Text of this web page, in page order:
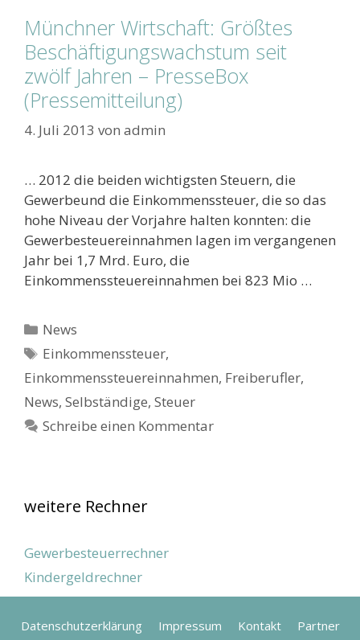
Münchner Wirtschaft: Größtes
Beschäftigungswachstum seit
zwölf Jahren – PresseBox
(Pressemitteilung)
4. Juli 2013 von admin
… 2012 die beiden wichtigsten Steuern, die
Gewerbeund die Einkommenssteuer, die so das
hohe Niveau der Vorjahre halten konnten: die
Gewerbesteuereinnahmen lagen im vergangenen
Jahr bei 1,7 Mrd. Euro, die
Einkommenssteuereinnahmen bei 823 Mio …
Kategorien
News
Schlagwörter
Einkommenssteuer,
Einkommenssteuereinnahmen, Freiberufler,
News, Selbständige, Steuer
Schreibe einen Kommentar
weitere Rechner
Gewerbesteuerrechner
Kindergeldrechner
Datenschutzerklärung Impressum Kontakt Partner